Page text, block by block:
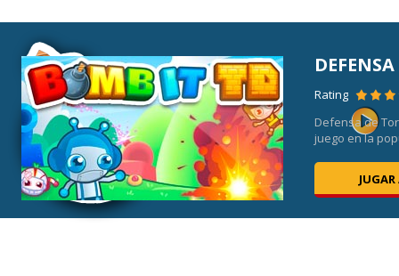
Rating
Defensa de
juego en la